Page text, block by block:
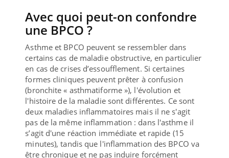
Avec quoi peut-on confondre
une BPCO ?
Asthme et BPCO peuvent se ressembler dans
certains cas de maladie obstructive, en particulier
en cas de crises d’essoufflement. Si certaines
formes cliniques peuvent prêter à confusion
(bronchite « asthmatiforme »), l'évolution et
l'histoire de la maladie sont différentes. Ce sont
deux maladies inflammatoires mais il ne s'agit
pas de la même inflammation : dans l'asthme il
s’agit d'une réaction immédiate et rapide (15
minutes), tandis que l'inflammation des BPCO va
être chronique et ne pas induire forcément